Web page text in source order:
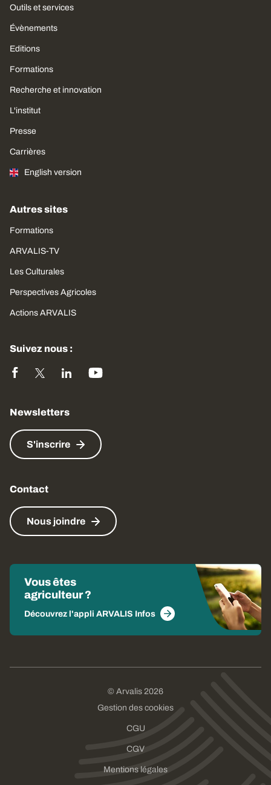
Outils et services
Évènements
Editions
Formations
Recherche et innovation
L'institut
Presse
Carrières
English version
Autres sites
Formations
ARVALIS-TV
Les Culturales
Perspectives Agricoles
Actions ARVALIS
Suivez nous :
Newsletters
S'inscrire
Contact
Nous joindre
Vous êtes
agriculteur ?
Découvrez l'appli ARVALIS Infos
© Arvalis 2026
Gestion des cookies
CGU
CGV
Mentions légales